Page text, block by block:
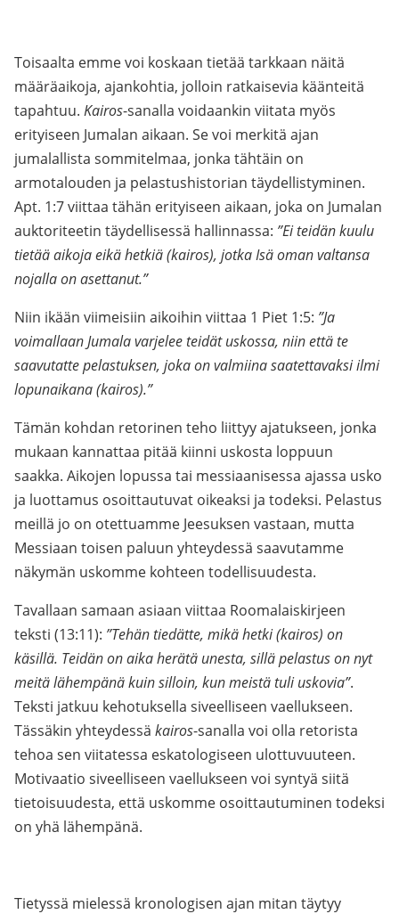
Toisaalta emme voi koskaan tietää tarkkaan näitä
määräaikoja, ajankohtia, jolloin ratkaisevia käänteitä
tapahtuu. Kairos-sanalla voidaankin viitata myös
erityiseen Jumalan aikaan. Se voi merkitä ajan
jumalallista sommitelmaa, jonka tähtäin on
armotalouden ja pelastushistorian täydellistyminen.
Apt. 1:7 viittaa tähän erityiseen aikaan, joka on Jumalan
auktoriteetin täydellisessä hallinnassa: ”Ei teidän kuulu
tietää aikoja eikä hetkiä (kairos), jotka Isä oman valtansa
nojalla on asettanut.”
Niin ikään viimeisiin aikoihin viittaa 1 Piet 1:5: ”Ja
voimallaan Jumala varjelee teidät uskossa, niin että te
saavutatte pelastuksen, joka on valmiina saatettavaksi ilmi
lopunaikana (kairos).”
Tämän kohdan retorinen teho liittyy ajatukseen, jonka
mukaan kannattaa pitää kiinni uskosta loppuun
saakka. Aikojen lopussa tai messiaanisessa ajassa usko
ja luottamus osoittautuvat oikeaksi ja todeksi. Pelastus
meillä jo on otettuamme Jeesuksen vastaan, mutta
Messiaan toisen paluun yhteydessä saavutamme
näkymän uskomme kohteen todellisuudesta.
Tavallaan samaan asiaan viittaa Roomalaiskirjeen
teksti (13:11): ”Tehän tiedätte, mikä hetki (kairos) on
käsillä. Teidän on aika herätä unesta, sillä pelastus on nyt
meitä lähempänä kuin silloin, kun meistä tuli uskovia”.
Teksti jatkuu kehotuksella siveelliseen vaellukseen.
Tässäkin yhteydessä kairos-sanalla voi olla retorista
tehoa sen viitatessa eskatologiseen ulottuvuuteen.
Motivaatio siveelliseen vaellukseen voi syntyä siitä
tietoisuudesta, että uskomme osoittautuminen todeksi
on yhä lähempänä.
Tietyssä mielessä kronologisen ajan mitan täytyy